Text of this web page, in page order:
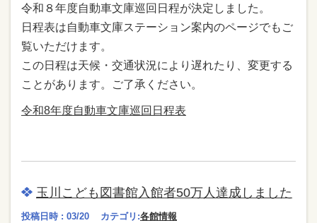
令和８年度自動車文庫巡回日程が決定しました。
日程表は自動車文庫ステーション案内のページでもご
覧いただけます。
この日程は天候・交通状況により遅れたり、変更する
ことがあります。ご了承ください。
令和8年度自動車文庫巡回日程表
玉川こども図書館入館者50万人達成しました
投稿日時 : 03/20 カテゴリ:各館情報